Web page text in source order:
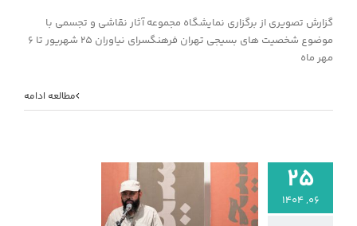
گزارش تصویری از برگزاری نمایشگاه مجموعه آثار نقاشی و تجسمی با
موضوع شخصیت های بسیجی تهران فرهنگسرای نیاوران ۲۵ شهریور تا ۶
مهر ماه
مطالعه ادامه
۲۵
۰۶, ۱۴۰۴